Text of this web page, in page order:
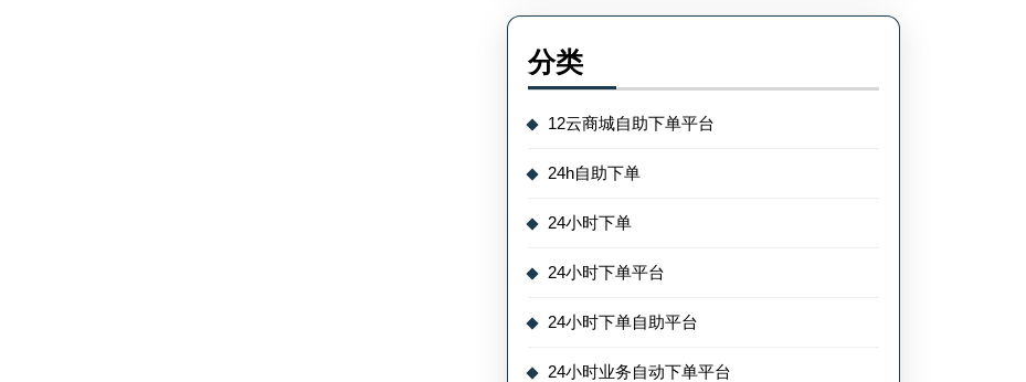
分类
12云商城自助下单平台
24h自助下单
24小时下单
24小时下单平台
24小时下单自助平台
24小时业务自动下单平台